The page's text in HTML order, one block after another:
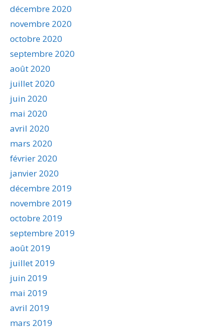
décembre 2020
novembre 2020
octobre 2020
septembre 2020
août 2020
juillet 2020
juin 2020
mai 2020
avril 2020
mars 2020
février 2020
janvier 2020
décembre 2019
novembre 2019
octobre 2019
septembre 2019
août 2019
juillet 2019
juin 2019
mai 2019
avril 2019
mars 2019